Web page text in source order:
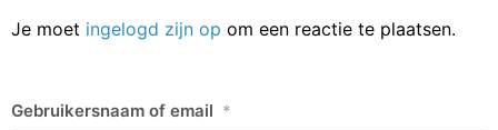
Je moet ingelogd zijn op om een reactie te plaatsen.
Gebruikersnaam of email *